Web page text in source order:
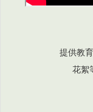
提供教
花絮